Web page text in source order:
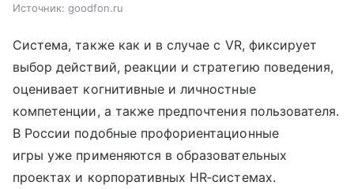
Источник: goodfon.ru
Система, также как и в случае с VR, фиксирует
выбор действий, реакции и стратегию поведения,
оценивает когнитивные и личностные
компетенции, а также предпочтения пользователя.
В России подобные профориентационные
игры уже применяются в образовательных
проектах и корпоративных HR‑системах.